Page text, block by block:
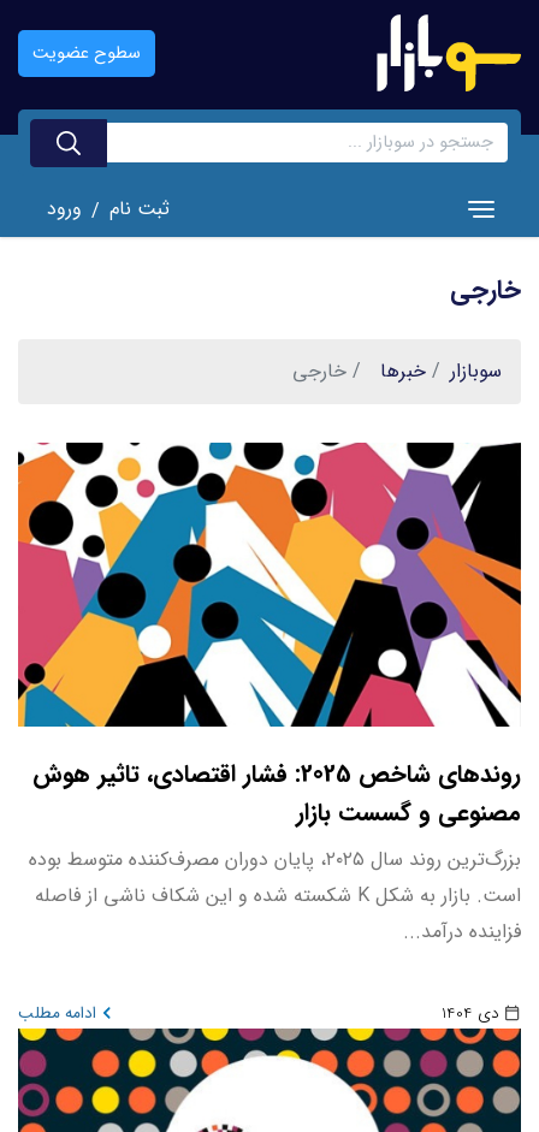
اصلی
سطوح عضویت
Toggle navigation ثبت نام / ورود
خارجی
سوبازار خبر‌ها خارجی
روندهای شاخص 2025: فشار اقتصادی، تاثیر هوش
مصنوعی و گسست بازار
بزرگ‌ترین روند سال ۲۰۲۵، پایان دوران مصرف‌کننده متوسط بوده
است. بازار به شکل K شکسته شده و این شکاف ناشی از فاصله
فزاینده درآمد...
دی 1404 ادامه مطلب